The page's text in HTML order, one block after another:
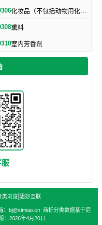
化妆品（不包括动物用化妆品）
熏料
室内芳香剂
服
类浏览| 思妙互联
bj@simiao.cn 商标分类数据基于尼
：2026年4月20日